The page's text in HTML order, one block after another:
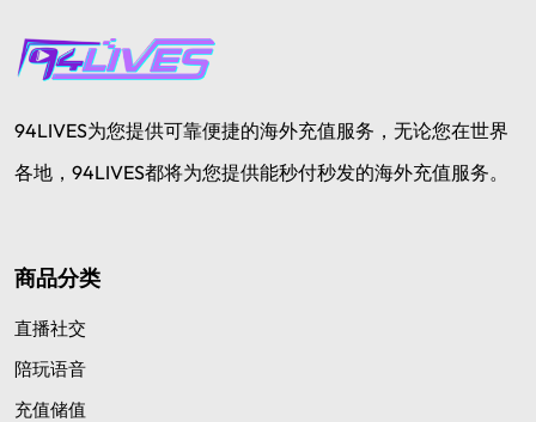
94LIVES为您提供可靠便捷的海外充值服务，无论您在世界
各地，94LIVES都将为您提供能秒付秒发的海外充值服务。
商品分类
直播社交
陪玩语音
充值储值